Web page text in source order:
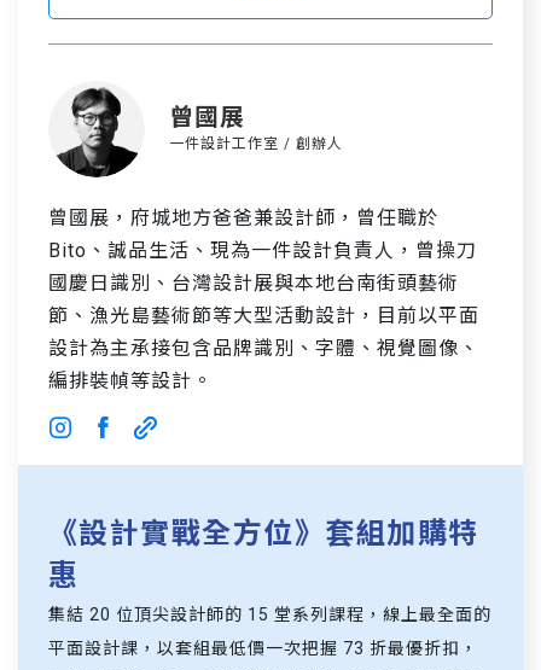
曾國展
一件設計工作室 / 創辦人
曾國展，府城地方爸爸兼設計師，曾任職於
Bito、誠品生活、現為一件設計負責人，曾操刀
國慶日識別、台灣設計展與本地台南街頭藝術
節、漁光島藝術節等大型活動設計，目前以平面
設計為主承接包含品牌識別、字體、視覺圖像、
編排裝幀等設計。
《設計實戰全方位》套組加購特
惠
集結 20 位頂尖設計師的 15 堂系列課程，線上最全面的
平面設計課，以套組最低價一次把握 73 折最優折扣，